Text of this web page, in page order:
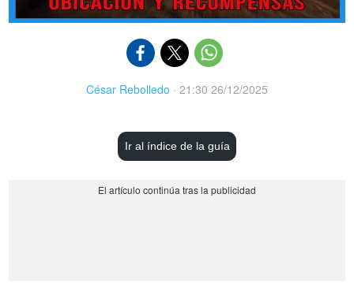
César Rebolledo · 21:30 26/12/2025
Ir al índice de la guía